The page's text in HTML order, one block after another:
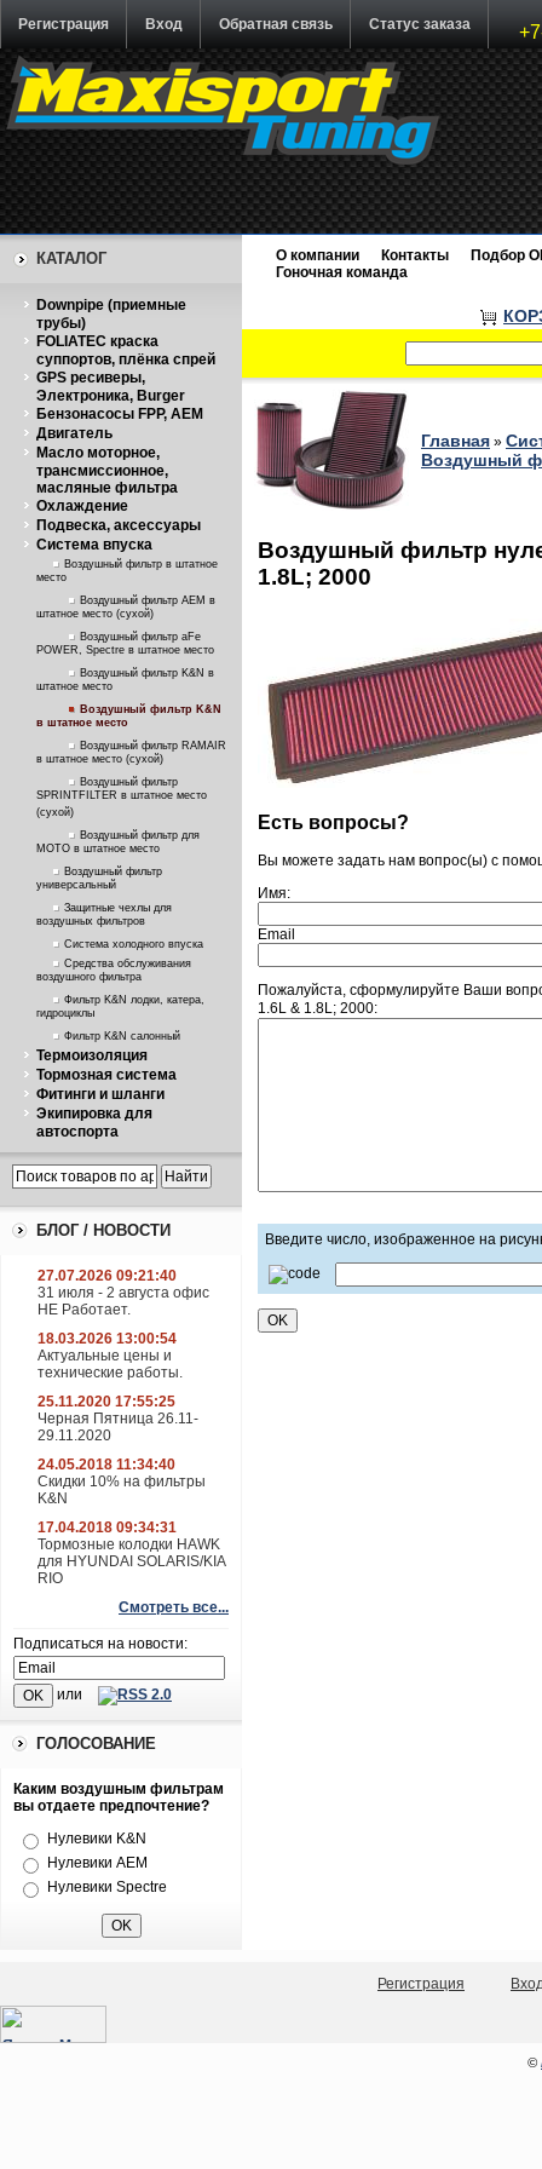
Регистрация Вход Обратная связь Статус заказа
КАТАЛОГ
Downpipe (приемные
трубы)
FOLIATEC краска
суппортов, плёнка спрей
GPS ресиверы,
Электроника, Burger
Бензонасосы FPP, AEM
Двигатель
Масло моторное,
трансмиссионное,
масляные фильтра
Охлаждение
Подвеска, аксессуары
Система впуска
Воздушный фильтр в штатное
место
Воздушный фильтр AEM в
штатное место (сухой)
Воздушный фильтр aFe
POWER, Spectre в штатное место
Воздушный фильтр K&N в
штатное место
Воздушный фильтр K&N
в штатное место
Воздушный фильтр RAMAIR
в штатное место (сухой)
Воздушный фильтр
SPRINTFILTER в штатное место
(сухой)
Воздушный фильтр для
МОТО в штатное место
Воздушный фильтр
универсальный
Защитные чехлы для
воздушных фильтров
Система холодного впуска
Средства обслуживания
воздушного фильтра
Фильтр K&N лодки, катера,
гидроциклы
Фильтр K&N салонный
Термоизоляция
Тормозная система
Фитинги и шланги
Экипировка для
автоспорта
БЛОГ / НОВОСТИ
27.07.2026 09:21:40
31 июля - 2 августа офис
НЕ Работает.
18.03.2026 13:00:54
Актуальные цены и
технические работы.
25.11.2020 17:55:25
Черная Пятница 26.11-
29.11.2020
24.05.2018 11:34:40
Скидки 10% на фильтры
K&N
17.04.2018 09:34:31
Тормозные колодки HAWK
для HYUNDAI SOLARIS/KIA
RIO
Смотреть все...
Подписаться на новости:
или
ГОЛОСОВАНИЕ
Каким воздушным фильтрам
вы отдаете предпочтение?
Нулевики K&N
Нулевики AEM
Нулевики Spectre
О компании Контакты
Подбор
Гоночная команда
Главная »
Воздушный
Воздушный фильтр
1.8L; 2000
Есть вопросы?
Вы можете задать нам вопрос(ы) с
Имя:
Email
Пожалуйста, сформулируйте Ваши
1.6L & 1.8L; 2000:
Введите число, изображенное на
Регистрация
©